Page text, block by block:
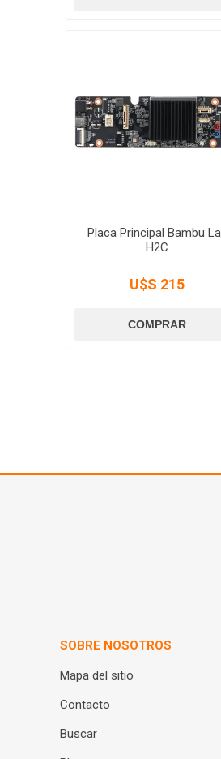
Placa Principal Bambu
H2C
U$S 215
SOBRE NOSOTROS
Mapa del sitio
Contacto
Buscar